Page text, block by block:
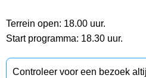
Terrein open: 18.00 uur.
Start programma: 18.30 uur.
Controleer voor een bezoek